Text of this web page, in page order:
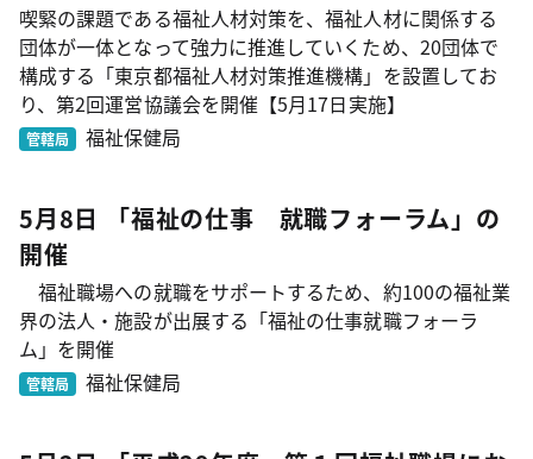
喫緊の課題である福祉人材対策を、福祉人材に関係する
団体が一体となって強力に推進していくため、20団体で
構成する「東京都福祉人材対策推進機構」を設置してお
り、第2回運営協議会を開催【5月17日実施】
管轄局 福祉保健局
5月8日 「福祉の仕事 就職フォーラム」の
開催
福祉職場への就職をサポートするため、約100の福祉業
界の法人・施設が出展する「福祉の仕事就職フォーラ
ム」を開催
管轄局 福祉保健局